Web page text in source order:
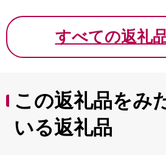
すべての返礼
この返礼品をみ
いる返礼品